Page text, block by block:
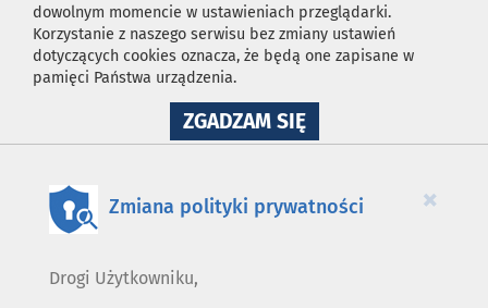
dowolnym momencie w ustawieniach przeglądarki.
Korzystanie z naszego serwisu bez zmiany ustawień
dotyczących cookies oznacza, że będą one zapisane w
pamięci Państwa urządzenia.
ZGADZAM SIĘNA
WYKORZYSTANIE
×
Zmiana polityki prywatności
Drogi Użytkowniku,